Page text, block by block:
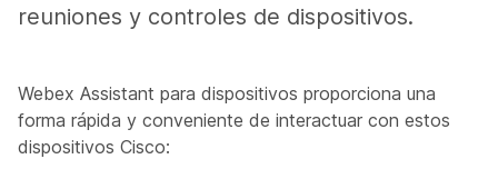
reuniones y controles de dispositivos.
Webex Assistant para dispositivos proporciona una
forma rápida y conveniente de interactuar con estos
dispositivos Cisco: